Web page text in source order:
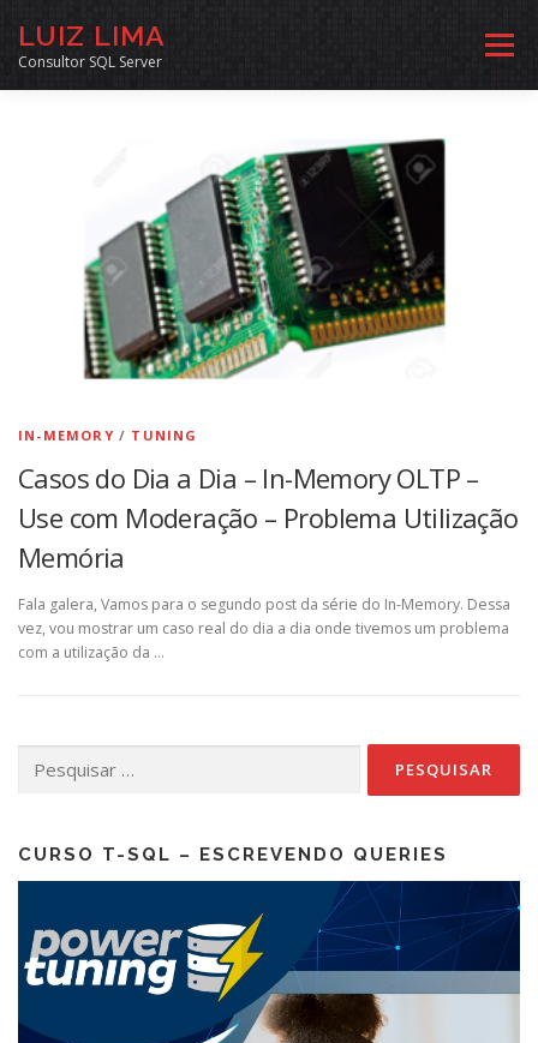
LUIZ LIMA
Consultor SQL Server
Menu
EXERCÍCIOS SQL
ARQUIVO LINKS COMUNIDADE
SOBRE CONTATO
IN-MEMORY / TUNING
Casos do Dia a Dia – In-Memory OLTP –
Use com Moderação – Problema Utilização
Memória
Fala galera, Vamos para o segundo post da série do In-Memory. Dessa
vez, vou mostrar um caso real do dia a dia onde tivemos um problema
com a utilização da …
por:
CURSO T-SQL – ESCREVENDO QUERIES